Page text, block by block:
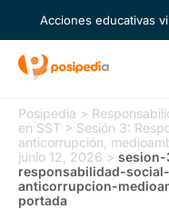
Acciones educativas
Posipedia >
en SST > Sesión 3:
anticorrupción,
junio 12, 2026 >
responsabilidad-
anticorrupcion-
portada